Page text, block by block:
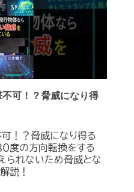
不可！？脅威になり得
可！？脅威になり得る
０度の方向転換をする
られないため脅威とな
説！